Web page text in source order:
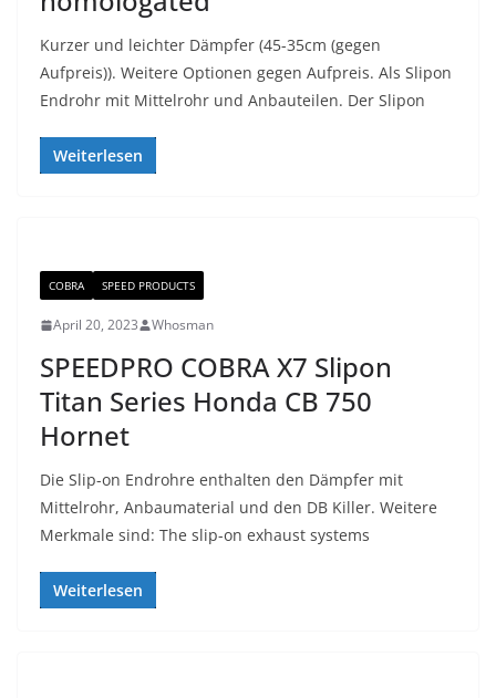
Kurzer und leichter Dämpfer (45-35cm (gegen
Aufpreis)). Weitere Optionen gegen Aufpreis. Als Slipon
Endrohr mit Mittelrohr und Anbauteilen. Der Slipon
Weiterlesen
COBRA SPEED PRODUCTS
April 20, 2023 Whosman
SPEEDPRO COBRA X7 Slipon
Titan Series Honda CB 750
Hornet
Die Slip-on Endrohre enthalten den Dämpfer mit
Mittelrohr, Anbaumaterial und den DB Killer. Weitere
Merkmale sind: The slip-on exhaust systems
Weiterlesen